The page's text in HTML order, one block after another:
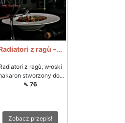
z ragù –...
z ragù, włoski
stworzony do...
⇖ 76
Zobacz przepis!